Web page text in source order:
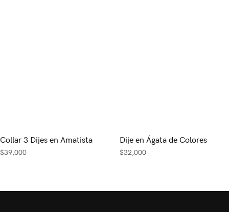
Collar 3 Dijes en Amatista
$39,000
Dije en Ágata de Colores
$32,000